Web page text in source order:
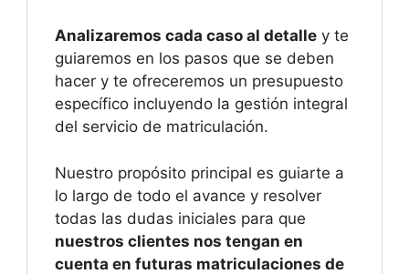
Analizaremos cada caso al detalle y te
guiaremos en los pasos que se deben
hacer y te ofreceremos un presupuesto
específico incluyendo la gestión integral
del servicio de matriculación.
Nuestro propósito principal es guiarte a
lo largo de todo el avance y resolver
todas las dudas iniciales para que
nuestros clientes nos tengan en
cuenta en futuras matriculaciones de